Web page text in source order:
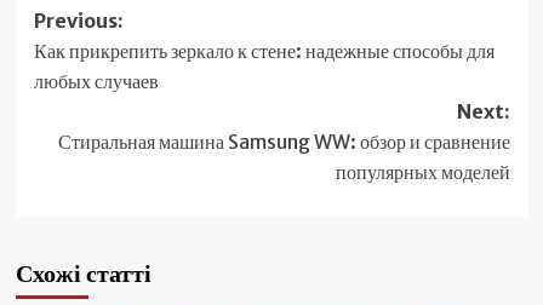
Post
navigation
Previous:
Как прикрепить зеркало к стене: надежные способы для
любых случаев
Next:
Стиральная машина Samsung WW: обзор и сравнение
популярных моделей
Схожі статті